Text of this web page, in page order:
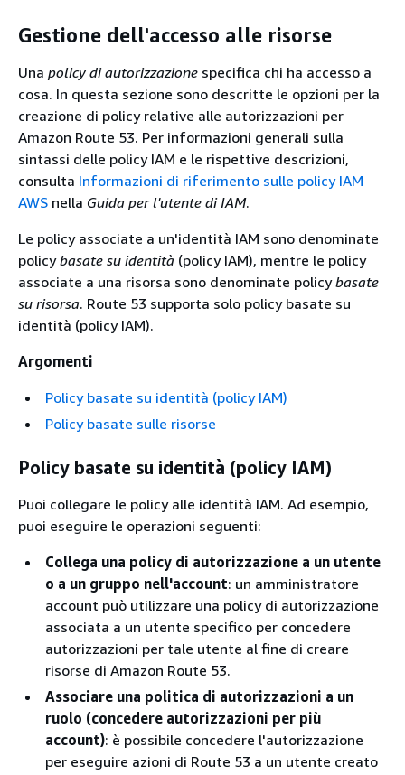
Gestione dell'accesso alle risorse
Una policy di autorizzazione specifica chi ha accesso a
cosa. In questa sezione sono descritte le opzioni per la
creazione di policy relative alle autorizzazioni per
Amazon Route 53. Per informazioni generali sulla
sintassi delle policy IAM e le rispettive descrizioni,
consulta Informazioni di riferimento sulle policy IAM
AWS nella Guida per l'utente di IAM.
Le policy associate a un'identità IAM sono denominate
policybasate su identità (policy IAM), mentre le policy
associate a una risorsa sono denominate policybasate
su risorsa. Route 53 supporta solo policy basate su
identità (policy IAM).
Argomenti
Policy basate su identità (policy IAM)
Policy basate sulle risorse
Policy basate su identità (policy IAM)
Puoi collegare le policy alle identità IAM. Ad esempio,
puoi eseguire le operazioni seguenti:
Collega una policy di autorizzazione a un utente
o a un gruppo nell'account: un amministratore
account può utilizzare una policy di autorizzazione
associata a un utente specifico per concedere
autorizzazioni per tale utente al fine di creare
risorse di Amazon Route 53.
Associare una politica di autorizzazioni a un
ruolo (concedere autorizzazioni per più
account): è possibile concedere l'autorizzazione
per eseguire azioni di Route 53 a un utente creato